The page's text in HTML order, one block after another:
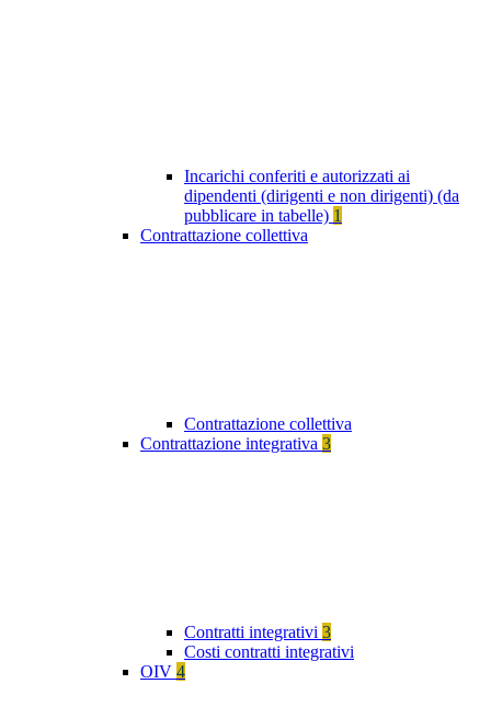
Incarichi conferiti e autorizzati ai
dipendenti (dirigenti e non dirigenti) (da
pubblicare in tabelle) 1
Contrattazione collettiva
Contrattazione collettiva
Contrattazione integrativa 3
Contratti integrativi 3
Costi contratti integrativi
OIV 4